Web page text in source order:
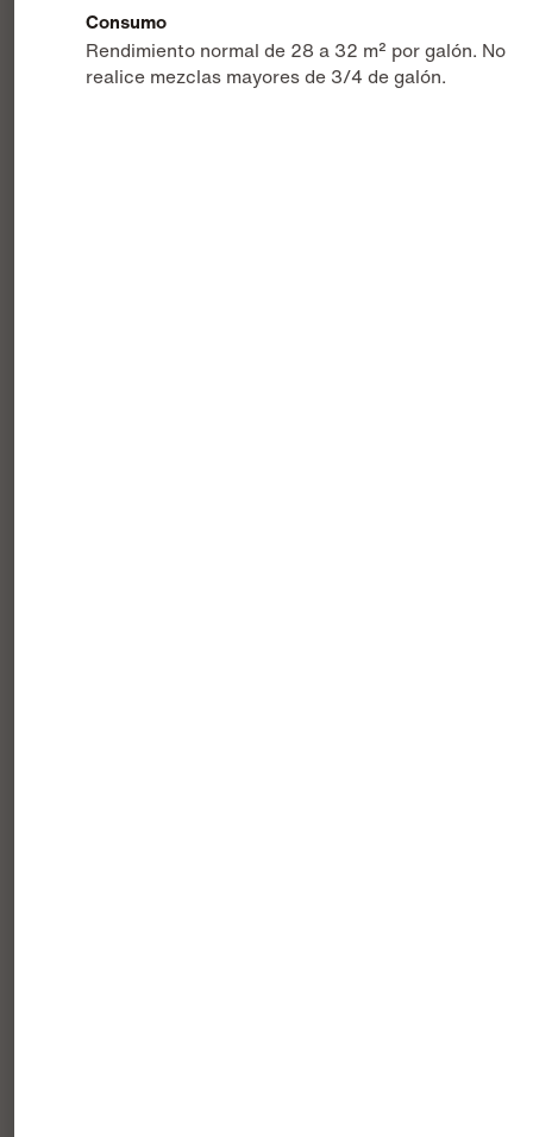
Consumo
Rendimiento normal de 28 a 32 m² por galón. No
realice mezclas mayores de 3/4 de galón.